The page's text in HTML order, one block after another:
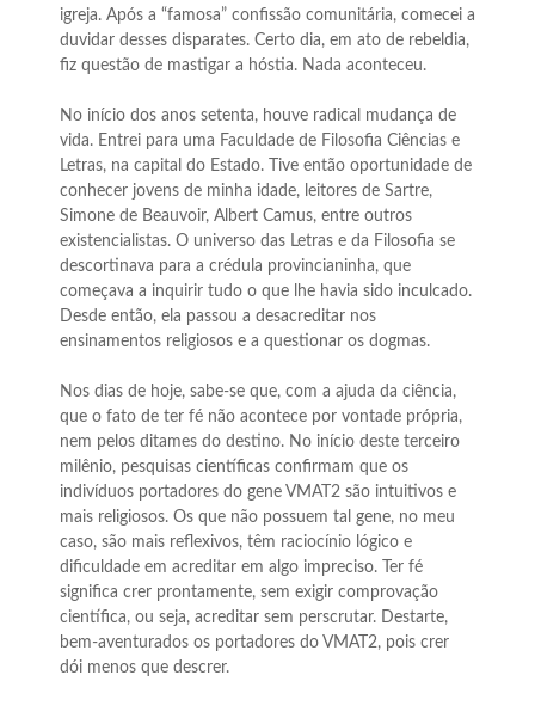
igreja. Após a “famosa” confissão comunitária, comecei a
duvidar desses disparates. Certo dia, em ato de rebeldia,
fiz questão de mastigar a hóstia. Nada aconteceu.
No início dos anos setenta, houve radical mudança de
vida. Entrei para uma Faculdade de Filosofia Ciências e
Letras, na capital do Estado. Tive então oportunidade de
conhecer jovens de minha idade, leitores de Sartre,
Simone de Beauvoir, Albert Camus, entre outros
existencialistas. O universo das Letras e da Filosofia se
descortinava para a crédula provincianinha, que
começava a inquirir tudo o que lhe havia sido inculcado.
Desde então, ela passou a desacreditar nos
ensinamentos religiosos e a questionar os dogmas.
Nos dias de hoje, sabe-se que, com a ajuda da ciência,
que o fato de ter fé não acontece por vontade própria,
nem pelos ditames do destino. No início deste terceiro
milênio, pesquisas científicas confirmam que os
indivíduos portadores do gene VMAT2 são intuitivos e
mais religiosos. Os que não possuem tal gene, no meu
caso, são mais reflexivos, têm raciocínio lógico e
dificuldade em acreditar em algo impreciso. Ter fé
significa crer prontamente, sem exigir comprovação
científica, ou seja, acreditar sem perscrutar. Destarte,
bem-aventurados os portadores do VMAT2, pois crer
dói menos que descrer.